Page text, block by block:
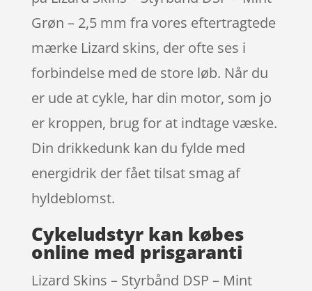
Grøn – 2,5 mm fra vores eftertragtede
mærke Lizard skins, der ofte ses i
forbindelse med de store løb. Når du
er ude at cykle, har din motor, som jo
er kroppen, brug for at indtage væske.
Din drikkedunk kan du fylde med
energidrik der fået tilsat smag af
hyldeblomst.
Cykeludstyr kan købes
online med prisgaranti
Lizard Skins – Styrbånd DSP – Mint